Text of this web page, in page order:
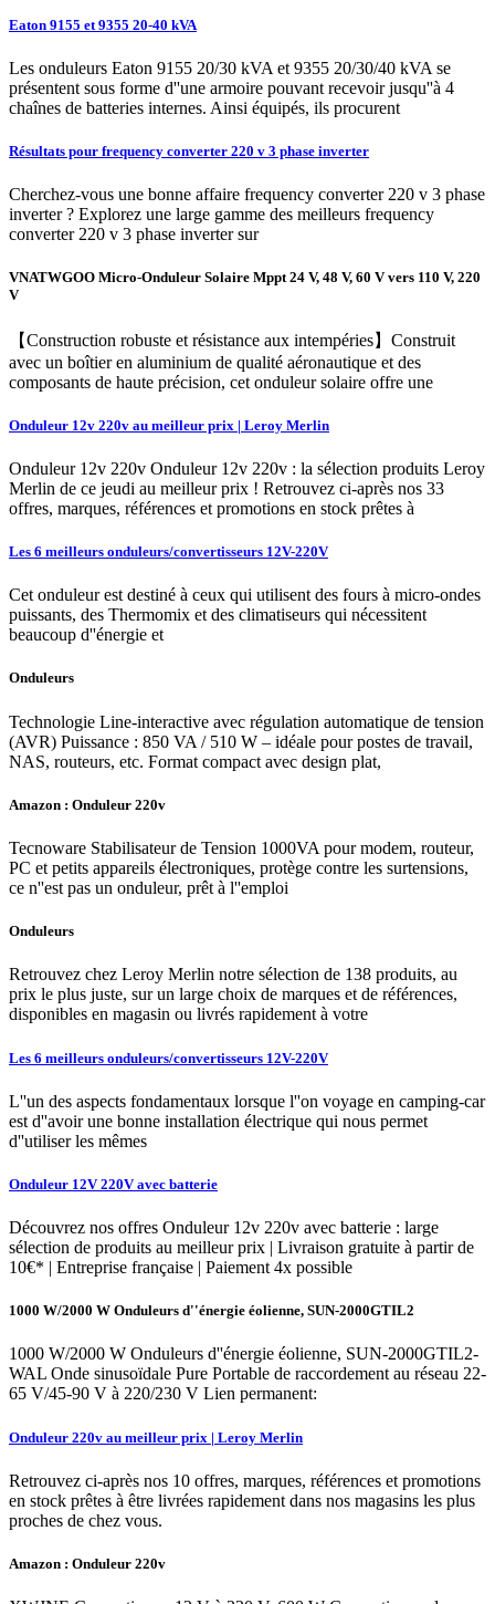
Eaton 9155 et 9355 20-40 kVA
Les onduleurs Eaton 9155 20/30 kVA et 9355 20/30/40 kVA se
présentent sous forme d''une armoire pouvant recevoir jusqu''à 4
chaînes de batteries internes. Ainsi équipés, ils procurent
Résultats pour frequency converter 220 v 3 phase inverter
Cherchez-vous une bonne affaire frequency converter 220 v 3 phase
inverter ? Explorez une large gamme des meilleurs frequency
converter 220 v 3 phase inverter sur
VNATWGOO Micro-Onduleur Solaire Mppt 24 V, 48 V, 60 V vers 110 V, 220
V
【Construction robuste et résistance aux intempéries】Construit
avec un boîtier en aluminium de qualité aéronautique et des
composants de haute précision, cet onduleur solaire offre une
Onduleur 12v 220v au meilleur prix | Leroy Merlin
Onduleur 12v 220v Onduleur 12v 220v : la sélection produits Leroy
Merlin de ce jeudi au meilleur prix ! Retrouvez ci-après nos 33
offres, marques, références et promotions en stock prêtes à
Les 6 meilleurs onduleurs/convertisseurs 12V-220V
Cet onduleur est destiné à ceux qui utilisent des fours à micro-ondes
puissants, des Thermomix et des climatiseurs qui nécessitent
beaucoup d''énergie et
Onduleurs
Technologie Line-interactive avec régulation automatique de tension
(AVR) Puissance : 850 VA / 510 W – idéale pour postes de travail,
NAS, routeurs, etc. Format compact avec design plat,
Amazon : Onduleur 220v
Tecnoware Stabilisateur de Tension 1000VA pour modem, routeur,
PC et petits appareils électroniques, protège contre les surtensions,
ce n''est pas un onduleur, prêt à l''emploi
Onduleurs
Retrouvez chez Leroy Merlin notre sélection de 138 produits, au
prix le plus juste, sur un large choix de marques et de références,
disponibles en magasin ou livrés rapidement à votre
Les 6 meilleurs onduleurs/convertisseurs 12V-220V
L''un des aspects fondamentaux lorsque l''on voyage en camping-car
est d''avoir une bonne installation électrique qui nous permet
d''utiliser les mêmes
Onduleur 12V 220V avec batterie
Découvrez nos offres Onduleur 12v 220v avec batterie : large
sélection de produits au meilleur prix | Livraison gratuite à partir de
10€* | Entreprise française | Paiement 4x possible
1000 W/2000 W Onduleurs d''énergie éolienne, SUN-2000GTIL2
1000 W/2000 W Onduleurs d''énergie éolienne, SUN-2000GTIL2-
WAL Onde sinusoïdale Pure Portable de raccordement au réseau 22-
65 V/45-90 V à 220/230 V Lien permanent:
Onduleur 220v au meilleur prix | Leroy Merlin
Retrouvez ci-après nos 10 offres, marques, références et promotions
en stock prêtes à être livrées rapidement dans nos magasins les plus
proches de chez vous.
Amazon : Onduleur 220v